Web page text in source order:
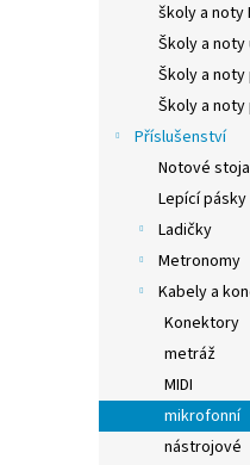
školy a noty
Školy a noty
Školy a
Školy a
Příslušenství
Notové
Lepící pásky
Ladičky
Metronomy
Kabely a
Konektory
metráž
MIDI
mikrofonní
nástrojové